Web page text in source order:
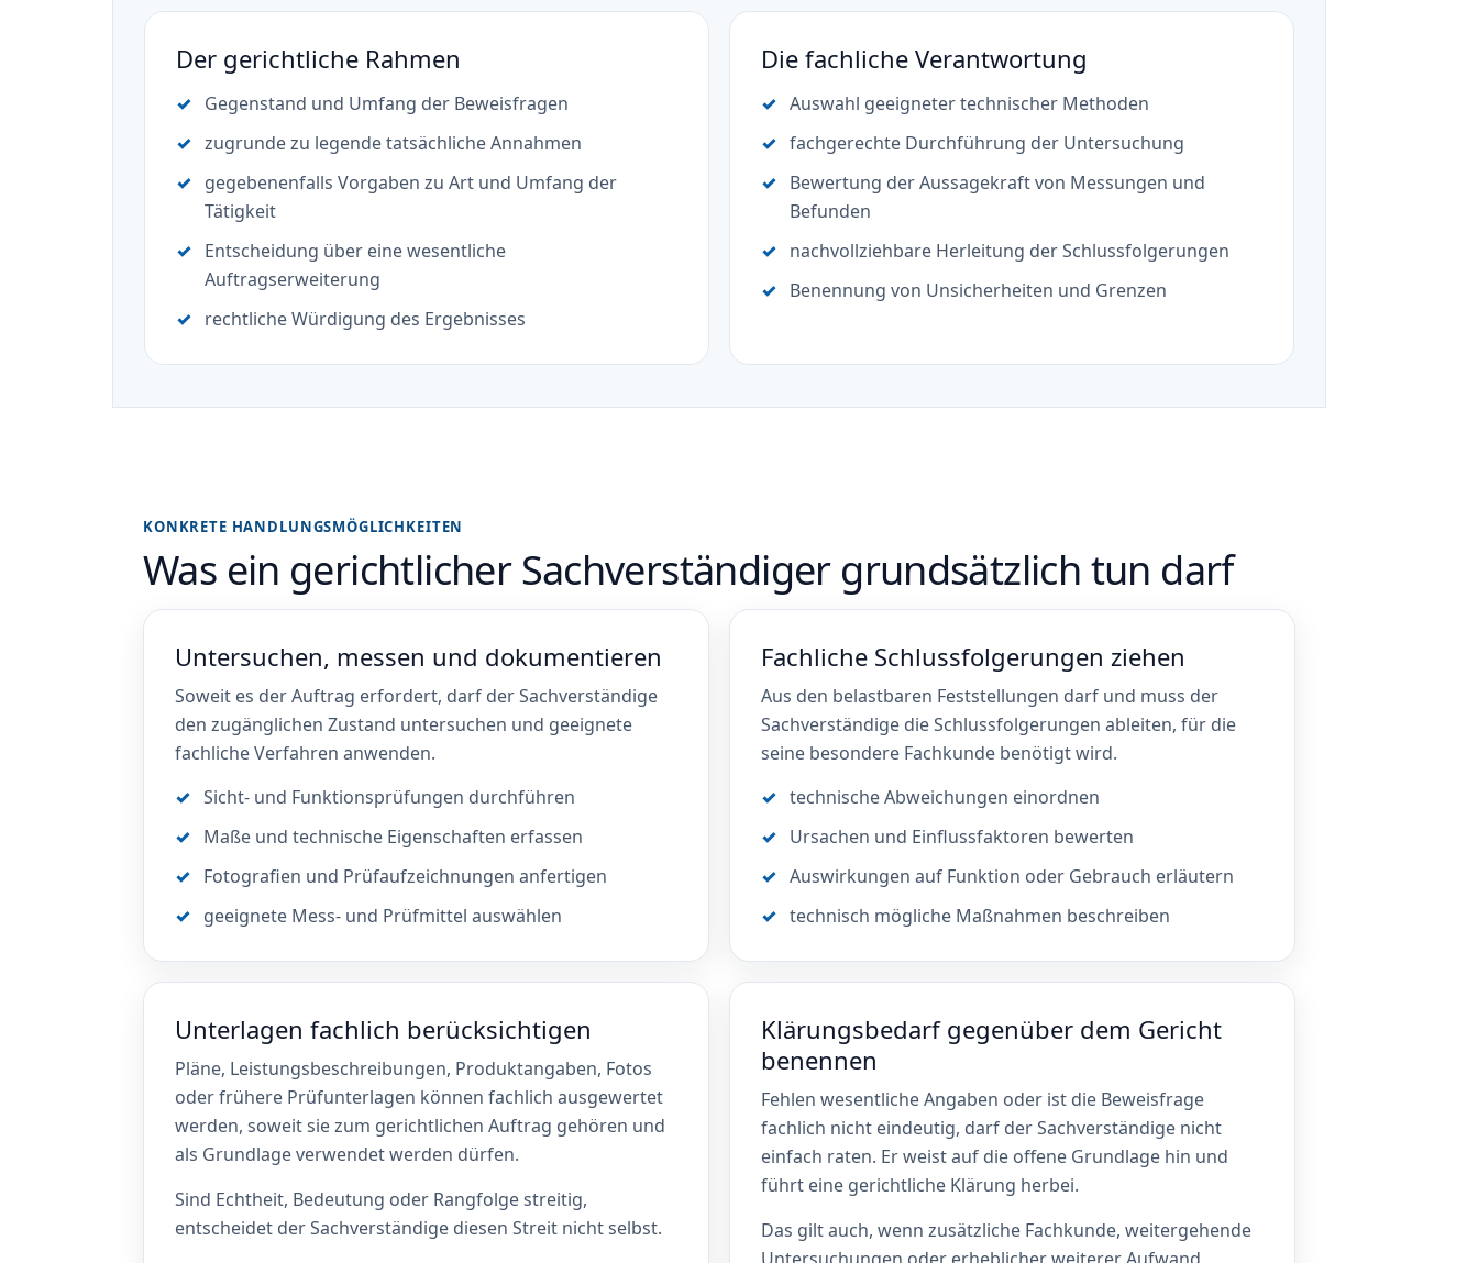
Der gerichtliche Rahmen
Gegenstand und Umfang der Beweisfragen
zugrunde zu legende tatsächliche Annahmen
gegebenenfalls Vorgaben zu Art und Umfang der
Tätigkeit
Entscheidung über eine wesentliche
Auftragserweiterung
rechtliche Würdigung des Ergebnisses
Die fachliche Verantwortung
Auswahl geeigneter technischer Methoden
fachgerechte Durchführung der Untersuchung
Bewertung der Aussagekraft von Messungen und
Befunden
nachvollziehbare Herleitung der Schlussfolgerungen
Benennung von Unsicherheiten und Grenzen
KONKRETE HANDLUNGSMÖGLICHKEITEN
Was ein gerichtlicher Sachverständiger grundsätzlich tun darf
Untersuchen, messen und dokumentieren
Soweit es der Auftrag erfordert, darf der Sachverständige
den zugänglichen Zustand untersuchen und geeignete
fachliche Verfahren anwenden.
Sicht- und Funktionsprüfungen durchführen
Maße und technische Eigenschaften erfassen
Fotografien und Prüfaufzeichnungen anfertigen
geeignete Mess- und Prüfmittel auswählen
Fachliche Schlussfolgerungen ziehen
Aus den belastbaren Feststellungen darf und muss der
Sachverständige die Schlussfolgerungen ableiten, für die
seine besondere Fachkunde benötigt wird.
technische Abweichungen einordnen
Ursachen und Einflussfaktoren bewerten
Auswirkungen auf Funktion oder Gebrauch erläutern
technisch mögliche Maßnahmen beschreiben
Unterlagen fachlich berücksichtigen
Pläne, Leistungsbeschreibungen, Produktangaben, Fotos
oder frühere Prüfunterlagen können fachlich ausgewertet
werden, soweit sie zum gerichtlichen Auftrag gehören und
als Grundlage verwendet werden dürfen.
Sind Echtheit, Bedeutung oder Rangfolge streitig,
entscheidet der Sachverständige diesen Streit nicht selbst.
Klärungsbedarf gegenüber dem Gericht
benennen
Fehlen wesentliche Angaben oder ist die Beweisfrage
fachlich nicht eindeutig, darf der Sachverständige nicht
einfach raten. Er weist auf die offene Grundlage hin und
führt eine gerichtliche Klärung herbei.
Das gilt auch, wenn zusätzliche Fachkunde, weitergehende